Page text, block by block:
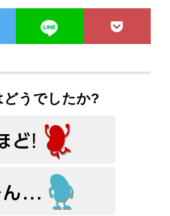
どうでしたか?